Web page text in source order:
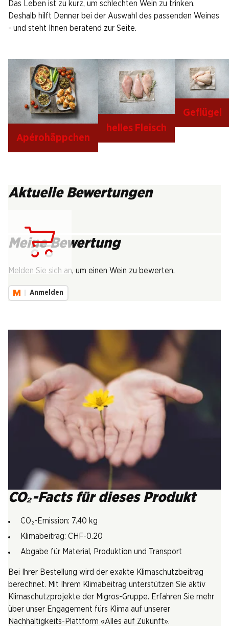
Das Leben ist zu kurz, um schlechten Wein zu trinken.
Deshalb hilft Denner bei der Auswahl des passenden Weines
- und steht Ihnen beratend zur Seite.
Apérohäppchen
helles Fleisch
Geflügel
Aktuelle Bewertungen
Meine Bewertung
Melden Sie sich an, um einen Wein zu bewerten.
Anmelden
CO₂-Facts für dieses Produkt
CO₂-Emission: 7.40 kg
Klimabeitrag: CHF-0.20
Abgabe für Material, Produktion und Transport
Bei Ihrer Bestellung wird der exakte Klimaschutzbeitrag
berechnet. Mit Ihrem Klimabeitrag unterstützen Sie aktiv
Klimaschutzprojekte der Migros-Gruppe. Erfahren Sie mehr
über unser Engagement fürs Klima auf unserer
Nachhaltigkeits-Plattform «Alles auf Zukunft».